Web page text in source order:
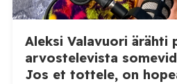
Aleksi Valavuori ärähti
arvostelevista
Jos et tottele, on